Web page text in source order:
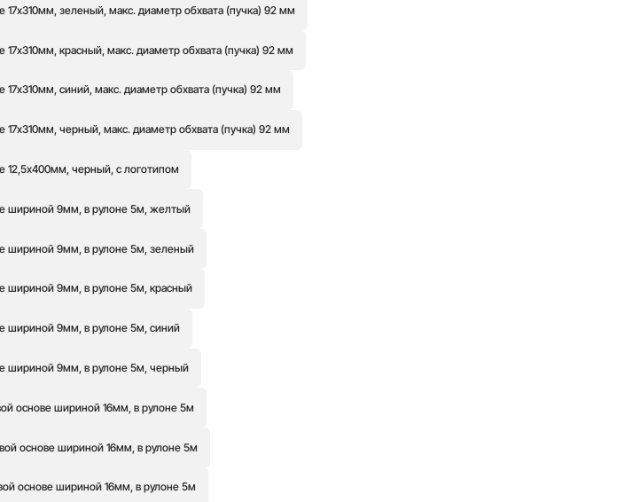
зеленый, макс. диаметр обхвата (пучка) 92 мм
красный, макс. диаметр обхвата (пучка) 92 мм
синий, макс. диаметр обхвата (пучка) 92 мм
17х310мм, черный, макс. диаметр обхвата (пучка) 92 мм
12,5х400мм, черный, с логотипом
шириной 9мм, в рулоне 5м, желтый
шириной 9мм, в рулоне 5м, зеленый
шириной 9мм, в рулоне 5м, красный
шириной 9мм, в рулоне 5м, синий
шириной 9мм, в рулоне 5м, черный
основе шириной 16мм, в рулоне 5м
основе шириной 16мм, в рулоне 5м
основе шириной 16мм, в рулоне 5м